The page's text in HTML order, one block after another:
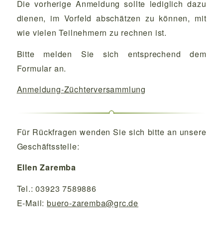
Die vorherige Anmeldung sollte lediglich dazu
dienen, im Vorfeld abschätzen zu können, mit
wie vielen Teilnehmern zu rechnen ist.
Bitte melden Sie sich entsprechend dem
Formular an.
Anmeldung-Züchterversammlung
Für Rückfragen wenden Sie sich bitte an unsere
Geschäftsstelle:
Ellen Zaremba
Tel.: 03923 7589886
E-Mail: buero-zaremba@grc.de